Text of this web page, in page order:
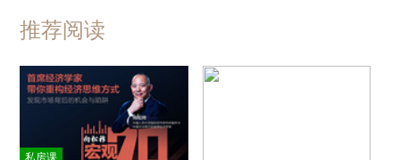
推荐阅读
私房课